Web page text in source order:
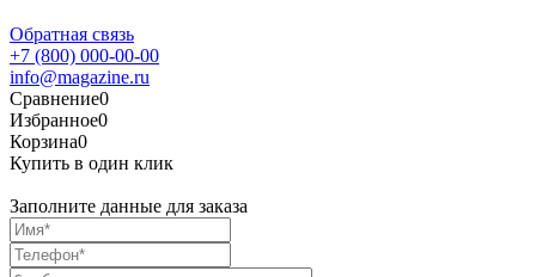
Обратная связь
+7 (800) 000-00-00
info@magazine.ru
Сравнение0
Избранное0
Корзина0
Купить в один клик
Заполните данные для заказа